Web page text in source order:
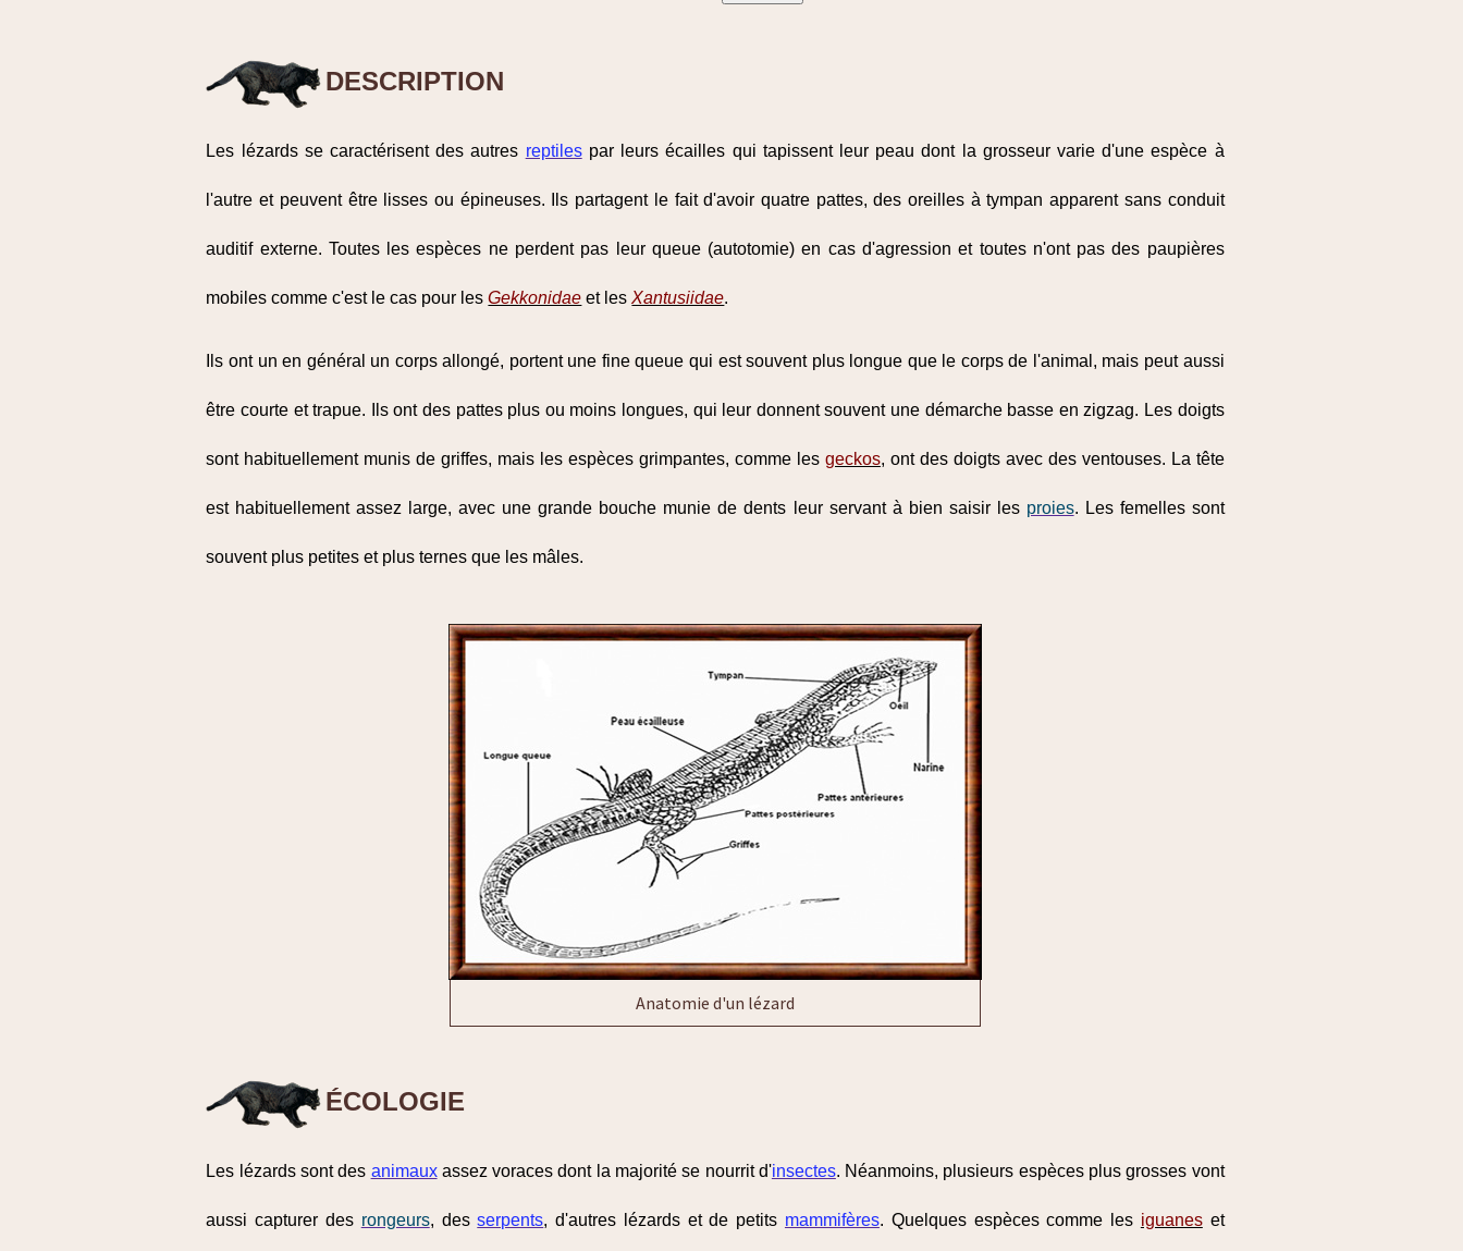
DESCRIPTION
Les lézards se caractérisent des autres reptilespar leurs écailles qui tapissent leur peau dont la grosseur varie d'une espèce à
l'autre et peuvent être lisses ou épineuses. Ils partagent le fait d'avoir quatre pattes, des oreilles à tympan apparent sans conduit
auditif externe. Toutes les espèces ne perdent pas leur queue (autotomie) en cas d'agression et toutes n'ont pas des paupières
mobiles comme c'est le cas pour lesGekkonidae et lesXantusiidae.
Ils ont un en général un corps allongé, portent une fine queue qui est souvent plus longue que le corps de l'animal, mais peut aussi
être courte et trapue. Ils ont des pattes plus ou moins longues, qui leur donnent souvent une démarche basse en zigzag. Les doigts
sont habituellement munis de griffes, mais les espèces grimpantes, comme les geckos, ont des doigts avec des ventouses. La tête
est habituellement assez large, avec une grande bouche munie de dents leur servant à bien saisir les proies. Les femelles sont
souvent plus petites et plus ternes que les mâles.
Anatomie d'un lézard
ÉCOLOGIE
Les lézards sont des animauxassez voraces dont la majorité se nourrit d'insectes. Néanmoins, plusieurs espèces plus grosses vont
aussi capturer des rongeurs, desserpents, d'autres lézards et de petits mammifères. Quelques espèces comme les iguaneset